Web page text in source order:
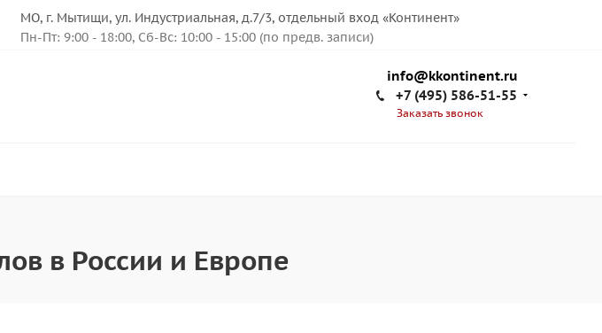
МО, г. Мытищи, ул. Индустриальная, д.7/3, отдельный вход «Континент»
Пн-Пт: 9:00 - 18:00, Сб-Вс: 10:00 - 15:00 (по предв. записи)
info@kkontinent.ru
+7 (495) 586-51-55
Заказать звонок
в России и Европе